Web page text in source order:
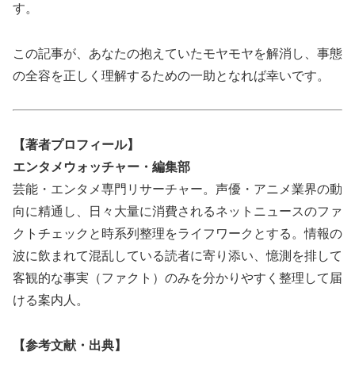
す。
この記事が、あなたの抱えていたモヤモヤを解消し、事態
の全容を正しく理解するための一助となれば幸いです。
【著者プロフィール】
エンタメウォッチャー・編集部
芸能・エンタメ専門リサーチャー。声優・アニメ業界の動
向に精通し、日々大量に消費されるネットニュースのファ
クトチェックと時系列整理をライフワークとする。情報の
波に飲まれて混乱している読者に寄り添い、憶測を排して
客観的な事実（ファクト）のみを分かりやすく整理して届
ける案内人。
【参考文献・出典】